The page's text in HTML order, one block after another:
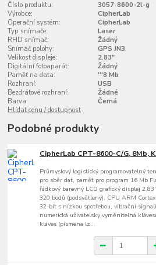
Číslo produktu:
3057-8600-2l-g
Výrobce:
CipherLab
Operační systém:
CipherLab
Typ snímače:
Laser
RFID snímač:
Žádný
Snímač polohy:
GPS JN3
Velikost displeje:
2.83"
Digitální fotoaparát:
Žádný
Paměť na data:
'''8 Mb
Rozhraní:
USB
Bezdrátové rozhraní:
Žádné
Barva:
Černá
Hlídat cenu / dostupnost
Podobné produkty
CipherLab CPT-8600-C/G, 8Mb,
Průmyslový logistický programovatelný
pro sběr dat, paměť pro program 16 Mb
řádkový barevný LCD grafický displej
320 bodů (podsvětlený), CPU ARM
32-bit s nízkou spotřebou, vibrační
numerická uživatelsky vyměnitelná
kláves (písmena lz...